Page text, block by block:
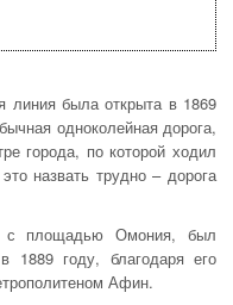
линия была открыта в 1869
одноколейная дорога,
города, по которой ходил
назвать трудно – дорога
с площадью Омония, был
1889 году, благодаря его
Афин.